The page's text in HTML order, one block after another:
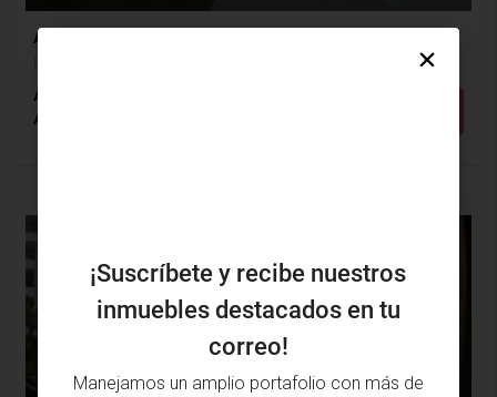
Apartamento Arriendo, El Golf, Barranquilla (29063)
Alcobas: 3
Apartamento
¡Suscríbete y recibe nuestros
inmuebles destacados en tu
correo!
Manejamos un amplio portafolio con más de